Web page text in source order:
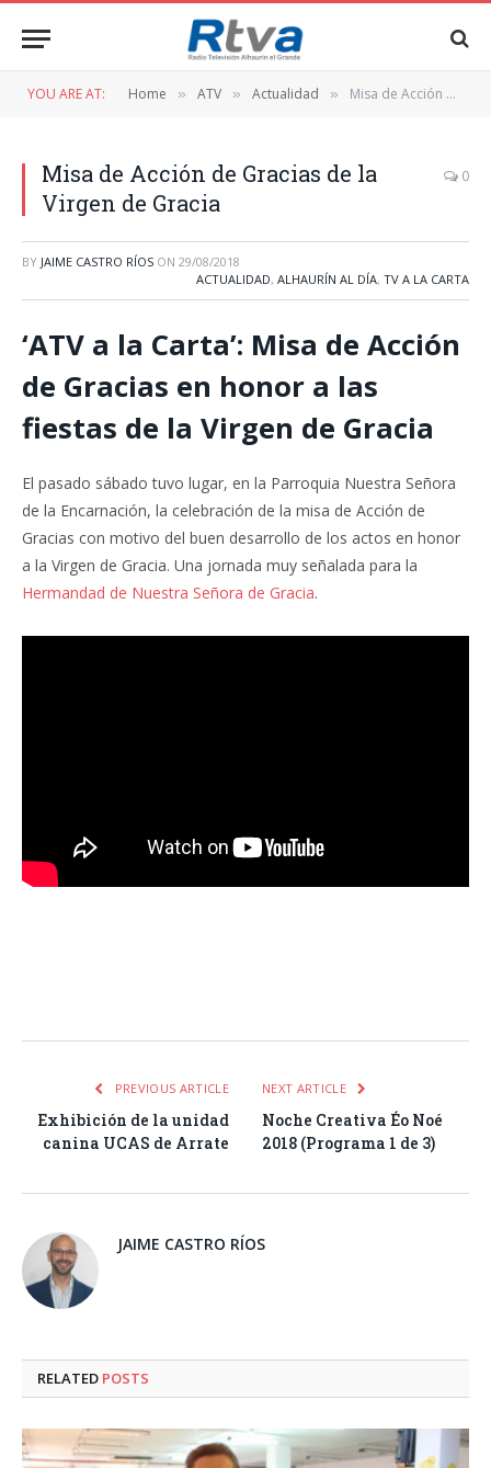
YOU ARE AT: Home » ATV » Actualidad » Misa de Acción de Gracias de la Virgen de Gracia
Misa de Acción de Gracias de la
Virgen de Gracia
0
BY JAIME CASTRO RÍOS ON 29/08/2018
ACTUALIDAD, ALHAURÍN AL DÍA, TV A LA CARTA
‘ATV a la Carta’: Misa de Acción
de Gracias en honor a las
fiestas de la Virgen de Gracia
El pasado sábado tuvo lugar, en la Parroquia Nuestra Señora
de la Encarnación, la celebración de la misa de Acción de
Gracias con motivo del buen desarrollo de los actos en honor
a la Virgen de Gracia. Una jornada muy señalada para la
Hermandad de Nuestra Señora de Gracia.
PREVIOUS ARTICLE
Exhibición de la unidad
canina UCAS de Arrate
NEXT ARTICLE
Noche Creativa Éo Noé
2018 (Programa 1 de 3)
JAIME CASTRO RÍOS
RELATED POSTS